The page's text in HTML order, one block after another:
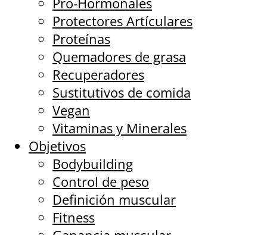
Protectores Artículares
Proteínas
Quemadores de grasa
Recuperadores
Sustitutivos de comida
Vegan
Vitaminas y Minerales
Objetivos
Bodybuilding
Control de peso
Definición muscular
Fitness